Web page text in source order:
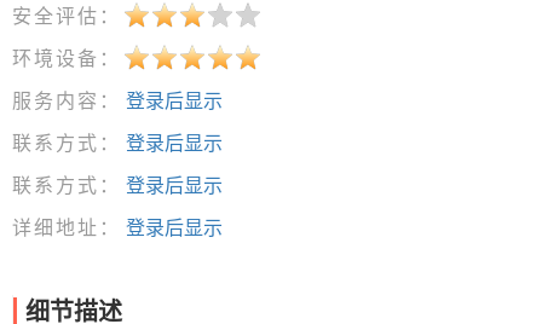
安全评估：
环境设备：
服务内容：
登录后显示
联系方式：
登录后显示
联系方式：
登录后显示
详细地址：
登录后显示
细节描述